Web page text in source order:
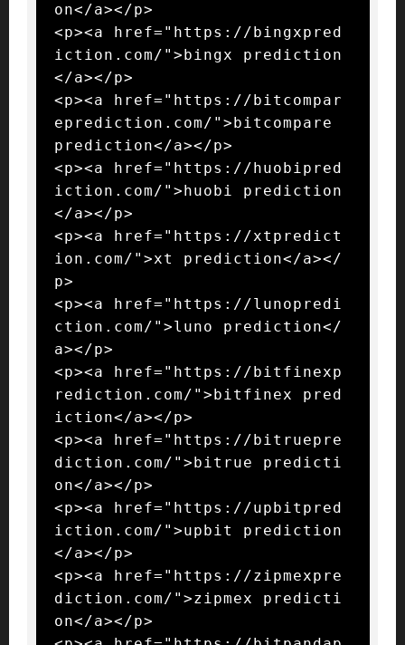
on</a></p>
<p><a href="https://bingxpred
iction.com/">bingx prediction
</a></p>
<p><a href="https://bitcompar
eprediction.com/">bitcompare
prediction</a></p>
<p><a href="https://huobipred
iction.com/">huobi prediction
</a></p>
<p><a href="https://xtpredict
ion.com/">xt prediction</a></
p>
<p><a href="https://lunopredi
ction.com/">luno prediction</
a></p>
<p><a href="https://bitfinexp
rediction.com/">bitfinex pred
iction</a></p>
<p><a href="https://bitruepre
diction.com/">bitrue predicti
on</a></p>
<p><a href="https://upbitpred
iction.com/">upbit prediction
</a></p>
<p><a href="https://zipmexpre
diction.com/">zipmex predicti
on</a></p>